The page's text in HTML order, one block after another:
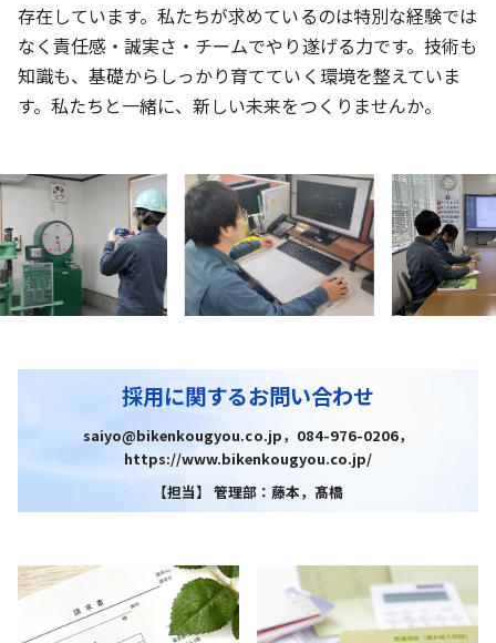
存在しています。私たちが求めているのは特別な経験では
なく責任感・誠実さ・チームでやり遂げる力です。技術も
知識も、基礎からしっかり育てていく環境を整えていま
す。私たちと一緒に、新しい未来をつくりませんか。
採用に関するお問い合わせ
saiyo@bikenkougyou.co.jp，084-976-0206，
https://www.bikenkougyou.co.jp/
【担当】 管理部：藤本，髙橋